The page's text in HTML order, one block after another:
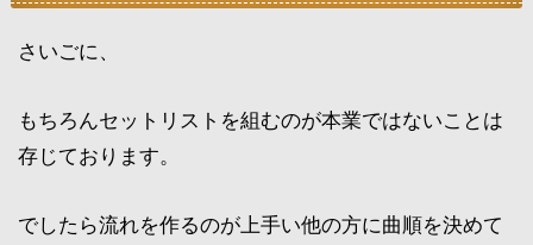
さいごに、
もちろんセットリストを組むのが本業ではないことは
存じております。
でしたら流れを作るのが上手い他の方に曲順を決めて